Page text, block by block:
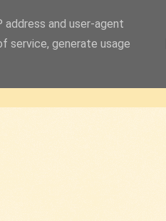
and user-agent
service, generate usage